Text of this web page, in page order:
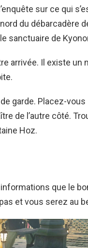
sur ce qui
du débarcadère
sanctuaire de
arrivée. Il existe un
garde. Placez-vous
de l’autre côté.
Hoz.
que le
et vous serez au